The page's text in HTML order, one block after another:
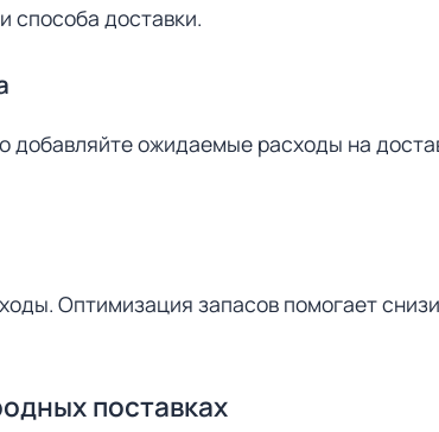
способа доставки.
добавляйте ожидаемые расходы на
Оптимизация запасов помогает
поставках